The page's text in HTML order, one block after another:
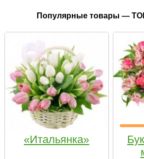
Популярные товары —
«Итальянка»